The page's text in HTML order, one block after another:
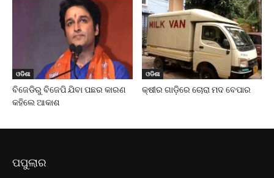
ଓଡିଶା
ବିଜେଡିରୁ ବିଜେପି ଯିବା ପଛର କାରଣ
କହିଲେ ଆକାଶ
ଓଡିଶା
କ୍ଷୀର ଗାଡ଼ିରେ ଚୋରା ମଦ ବେପାର
ପପୁଲାର